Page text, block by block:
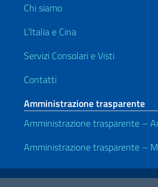
Chi siamo
L’Italia e Cina
Servizi Consolari e Visti
Contatti
Amministrazione trasparente
Amministrazione trasparente –
Amministrazione trasparente –
Link Utili